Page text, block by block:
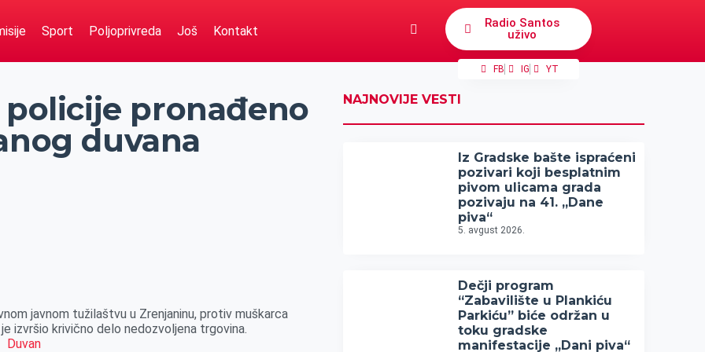
Sport Poljoprivreda Još Kontakt
Radio Santos
uživo
FB IG YT
pronađeno
duvana
javnom tužilaštvu u Zrenjaninu, protiv muškarca
izvršio krivično delo nedozvoljena trgovina.
NAJNOVIJE VESTI
Iz Gradske bašte ispraćeni
pozivari koji besplatnim
pivom ulicama grada
pozivaju na 41. „Dane
piva“
5. avgust 2026.
Dečji program
“Zabavilište u Plankiću
Parkiću” biće održan u
toku gradske
manifestacije „Dani piva“